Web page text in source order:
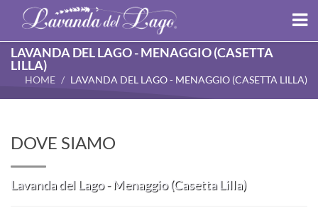
LAVANDA DEL LAGO - MENAGGIO (CASETTA
LILLA)
HOME LAVANDA DEL LAGO - MENAGGIO (CASETTA LILLA)
DOVE SIAMO
Lavanda del Lago - Menaggio (Casetta Lilla)